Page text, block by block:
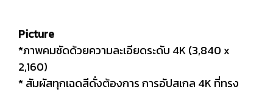
Picture
*ภาพคมชัดด้วยความละเอียดระดับ 4K (3,840 x
2,160)
* สัมผัสทุกเฉดสีดั่งต้องการ การอัปสเกล 4K ที่ทรง